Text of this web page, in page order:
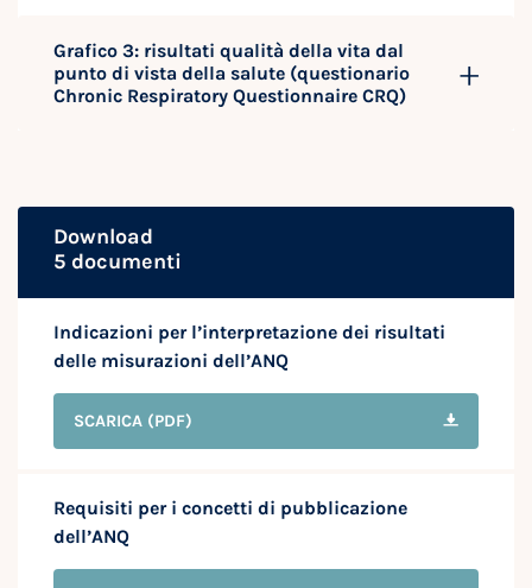
Grafico 3: risultati qualità della vita dal
punto di vista della salute (questionario
Chronic Respiratory Questionnaire CRQ)
Download
5 documenti
Indicazioni per l’interpretazione dei risultati
delle misurazioni dell’ANQ
SCARICA (PDF)
Requisiti per i concetti di pubblicazione
dell’ANQ